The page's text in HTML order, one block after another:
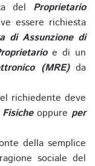
del Proprietario
essere richiesta
di Assunzione di
e di un
(MRE)da
richiedente deve
oppure per
della semplice
sociale del